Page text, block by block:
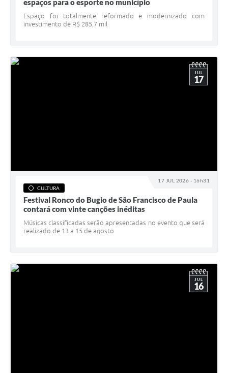
espaços para o esporte no município
Espaço foi totalmente reformado e modernizado com
investimento de R$ 285,7 mil
17 JUL 2026 - 16h31
JUL
17
CULTURA
Festival Ronco do Bugio de São Francisco de Paula
contará com vinte canções inéditas
Músicas classificadas serão apresentadas no evento que será
realizado de 13 a 15 de agosto
JUL
16